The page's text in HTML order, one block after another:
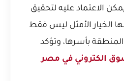
الاعتماد عليه لتحقيق
الخيار الأمثل ليس فقط
بأسرها، وتؤكد
الكتروني في مصر